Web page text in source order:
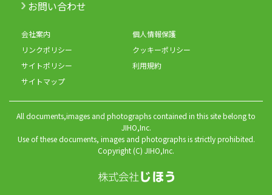
お問い合わせ
会社案内
個人情報保護
リンクポリシー
クッキーポリシー
サイトポリシー
利用規約
サイトマップ
All documents,images and photographs contained in this site belong to
JIHO,Inc.
Use of these documents, images and photographs is strictly prohibited.
Copyright (C) JIHO,Inc.